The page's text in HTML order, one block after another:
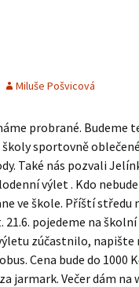
Miluše Pošvicová
probrané. Budeme
sportovně
Také nás pozvali
výlet . Kdo
ve škole. Příští středu
pojedeme na
zúčastnilo,
Cena bude do 1000
jarmark. Večer dám na